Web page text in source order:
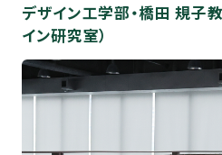
デザイン工学部・橋田 規子
イン研究室）